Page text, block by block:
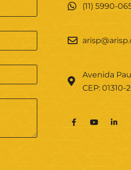
(11) 5990-
Avenida
CEP: 01310-